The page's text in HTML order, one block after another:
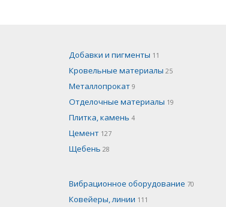
Добавки и пигменты 11
Кровельные материалы 25
Металлопрокат 9
Отделочные материалы 19
Плитка, камень 4
Цемент 127
Щебень 28
Вибрационное оборудование 70
Ковейеры, линии 111